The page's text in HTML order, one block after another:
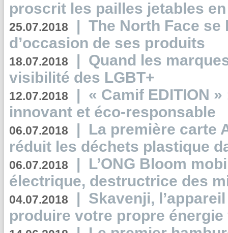
proscrit les pailles jetables
25.07.2018 | The North Face se
d’occasion de ses produits
18.07.2018 | Quand les
visibilité des LGBT+
12.07.2018 | « Camif EDITION
innovant et éco-responsable
06.07.2018 | La première carte
réduit les déchets plastique
06.07.2018 | L’ONG Bloom
électrique, destructrice des
04.07.2018 | Skavenji,
produire votre propre